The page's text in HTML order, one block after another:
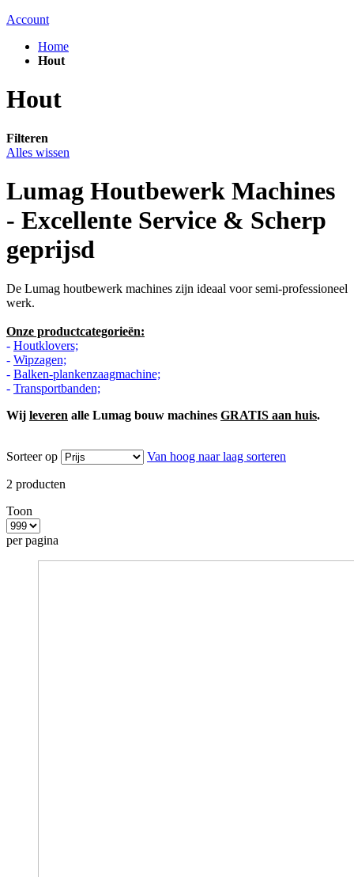
Account
Home
Hout
Hout
Filteren
Alles wissen
Lumag Houtbewerk Machines
- Excellente Service & Scherp
geprijsd
De Lumag houtbewerk machines zijn ideaal voor semi-professioneel
werk.
Onze productcategorieën:
- Houtklovers;
- Wipzagen;
- Balken-plankenzaagmachine;
- Transportbanden;
Wij leveren alle Lumag bouw machines GRATIS aan huis.
Sorteer op Van hoog naar laag sorteren
2 producten
Toon
per pagina